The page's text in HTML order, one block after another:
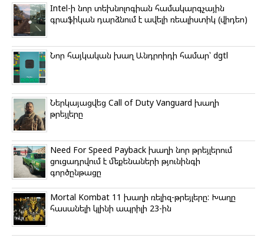
o
k
r
a
m
a
s
s
i
k
i
p
p
Intel-ի նոր տեխնոլոգիան համակարգչային
գրաֆիկան դարձնում է ավելի ռեալիստիկ (վիդեո)
Նոր հայկական խաղ Անդրոիդի համար՝ dgtl
Ներկայացվեց Call of Duty Vanguard խաղի
թրեյլերը
Need For Speed Payback խաղի նոր թրեյլերում
ցուցադրվում է մեքենաների թյունինգի
գործընթացը
Mortal Kombat 11 խաղի ռելիզ-թրեյլերը: Խաղը
հասանելի կլինի ապրիլի 23-ին